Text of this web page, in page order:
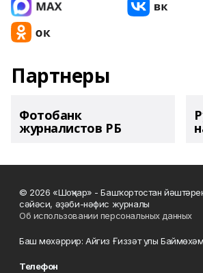
Партнеры
Фотобанк
журналистов РБ
© 2026 «Шоңҡар» - Башҡортостан
сәйәси, әҙәби-нәфис журналы
Об использовании персональных данных
Баш мөхәррир: Айгиз Ғиззәт улы
Телефон